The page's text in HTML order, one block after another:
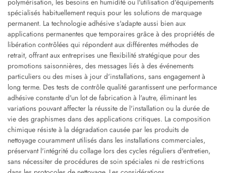
polymérisation, les besoins en humidité ou l'utilisation d'équipements
spécialisés habituellement requis pour les solutions de marquage
permanent. La technologie adhésive s'adapte aussi bien aux
applications permanentes que temporaires grâce à des propriétés de
libération contrôlées qui répondent aux différentes méthodes de
retrait, offrant aux entreprises une flexibilité stratégique pour des
promotions saisonnières, des messages liés à des événements
particuliers ou des mises à jour d'installations, sans engagement à
long terme. Des tests de contrôle qualité garantissent une performance
adhésive constante d'un lot de fabrication à l'autre, éliminant les
variations pouvant affecter la réussite de l'installation ou la durée de
vie des graphismes dans des applications critiques. La composition
chimique résiste à la dégradation causée par les produits de
nettoyage couramment utilisés dans les installations commerciales,
préservant l'intégrité du collage lors des cycles réguliers d'entretien,
sans nécessiter de procédures de soin spéciales ni de restrictions